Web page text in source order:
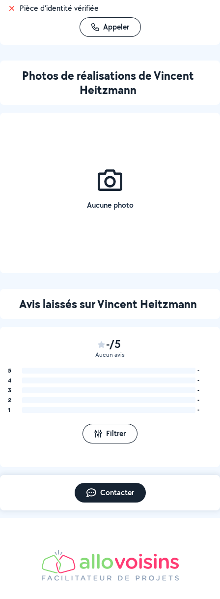
Pièce d'identité vérifiée
Appeler
Photos de réalisations de Vincent
Heitzmann
Aucune photo
Avis laissés sur Vincent Heitzmann
-/5
Aucun avis
5
-
4
-
3
-
2
-
1
-
Filtrer
Contacter